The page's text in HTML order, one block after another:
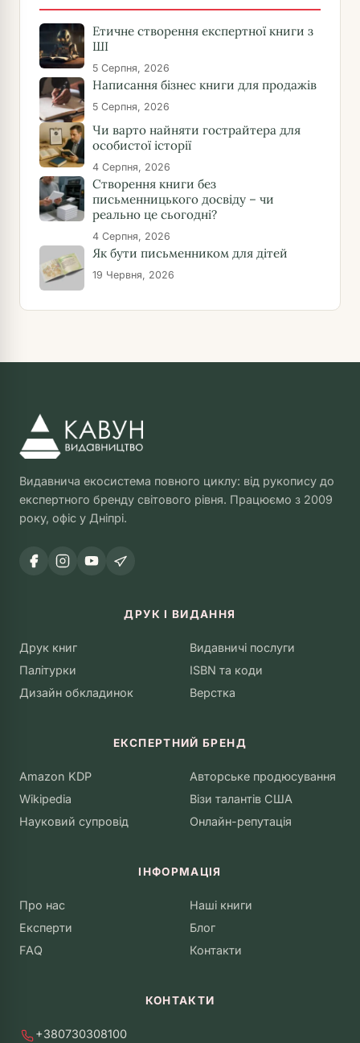
Етичне створення експертної книги з
ШІ
5 Серпня, 2026
Написання бізнес книги для продажів
5 Серпня, 2026
Чи варто найняти гострайтера для
особистої історії
4 Серпня, 2026
Створення книги без
письменницького досвіду – чи
реально це сьогодні?
4 Серпня, 2026
Як бути письменником для дітей
19 Червня, 2026
Видавнича екосистема повного циклу: від рукопису до
експертного бренду світового рівня. Працюємо з 2009
року, офіс у Дніпрі.
ДРУК І ВИДАННЯ
Друк книг
Видавничі послуги
Палітурки
ISBN та коди
Дизайн обкладинок
Верстка
ЕКСПЕРТНИЙ БРЕНД
Amazon KDP
Авторське продюсування
Wikipedia
Візи талантів США
Науковий супровід
Онлайн-репутація
ІНФОРМАЦІЯ
Про нас
Наші книги
Експерти
Блог
FAQ
Контакти
КОНТАКТИ
+380730308100